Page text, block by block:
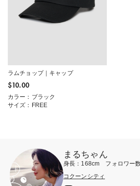
ラムチョップ｜キャップ
$‌10.00
カラー：ブラック
サイズ：FREE
まるちゃん
身長：168cm フォロワー
コクーンシティ